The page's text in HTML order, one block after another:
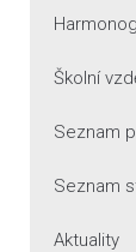
Školní
Seznam
Seznam
Aktuality